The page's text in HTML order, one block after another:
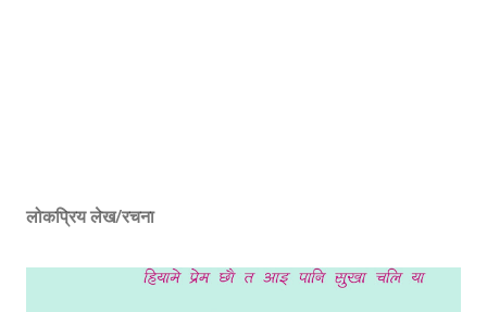
लोकप्रिय लेख/रचना